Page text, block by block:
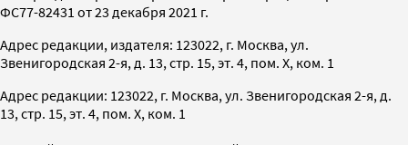
ФС77-82431 от 23 декабря 2021 г.
Адрес редакции, издателя: 123022, г. Москва, ул.
Звенигородская 2-я, д. 13, стр. 15, эт. 4, пом. X, ком. 1
Адрес редакции: 123022, г. Москва, ул. Звенигородская 2-я, д.
13, стр. 15, эт. 4, пом. X, ком. 1